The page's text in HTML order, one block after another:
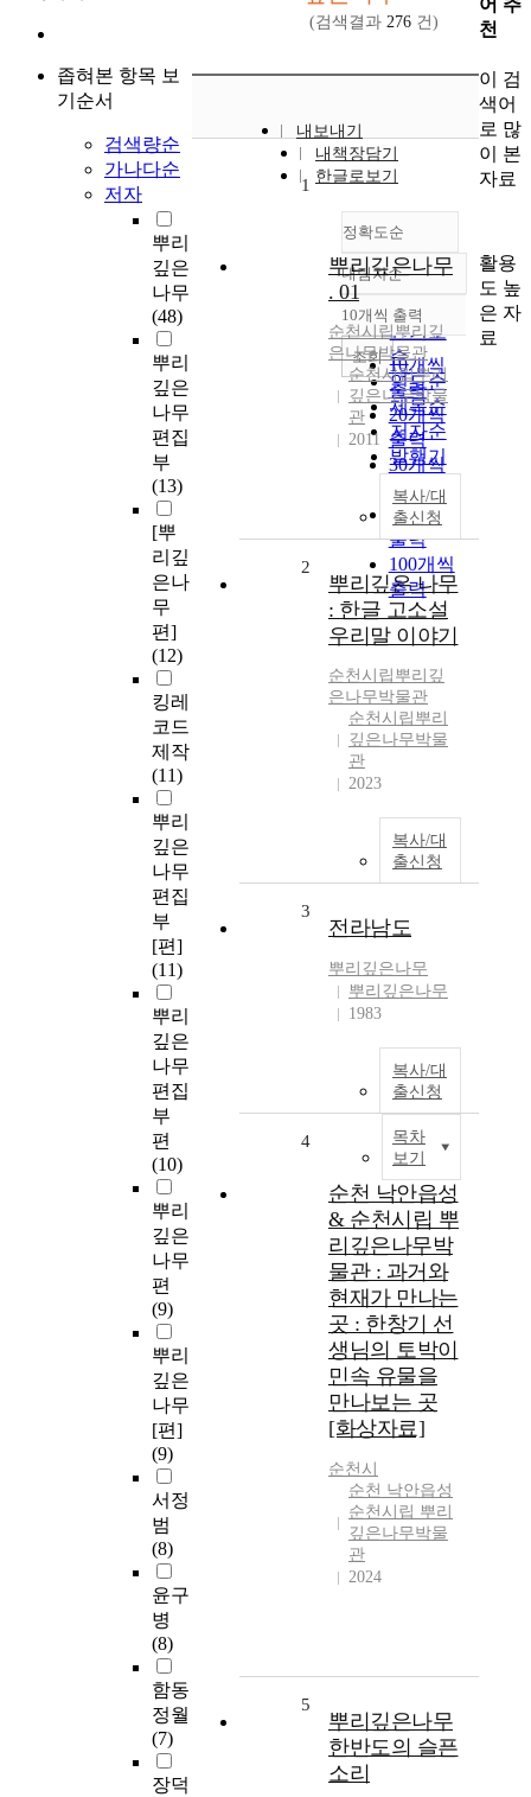
좁혀본 항목 보
기순서
검색량순
가나다순
저자
뿌리
깊은
나무
(48)
뿌리
깊은
나무
편집
부
(13)
[뿌
리깊
은나
무
편]
(12)
킹레
코드
제작
(11)
뿌리
깊은
나무
편집
부
[편]
(11)
뿌리
깊은
나무
편집
부
편
(10)
뿌리
깊은
나무
편
(9)
뿌리
깊은
나무
[편]
(9)
서정
범
(8)
윤구
병
(8)
함동
정월
(7)
장덕
(검색결과 276 건)
내보내기
내책장담기
한글로보기
정확도순
정확도
순
인기도
순
연도순
제목순
저자순
발행기
내림차순
내림차순
10개씩 출력
10개씩
출력
20개씩
출력
30개씩
출력
50개씩
출력
100개씩
출력
조회
1
뿌리깊은나무
. 01
순천시립뿌리깊
은나무박물관
순천시립뿌리
깊은나무박물
관
2011
복사/대
출신청
2
뿌리깊은 나무
: 한글 고소설
우리말 이야기
순천시립뿌리깊
은나무박물관
순천시립뿌리
깊은나무박물
관
2023
복사/대
출신청
3
전라남도
뿌리깊은나무
뿌리깊은나무
1983
복사/대
출신청
목차
보기
4
순천 낙안읍성
& 순천시립 뿌
리깊은나무박
물관 : 과거와
현재가 만나는
곳 : 한창기 선
생님의 토박이
민속 유물을
만나보는 곳
[화상자료]
순천시
순천 낙안읍성
순천시립 뿌리
깊은나무박물
관
2024
5
뿌리깊은나무
한반도의 슬픈
소리
천
이 검
색어
로 많
이 본
자료
활용
도 높
은 자
료